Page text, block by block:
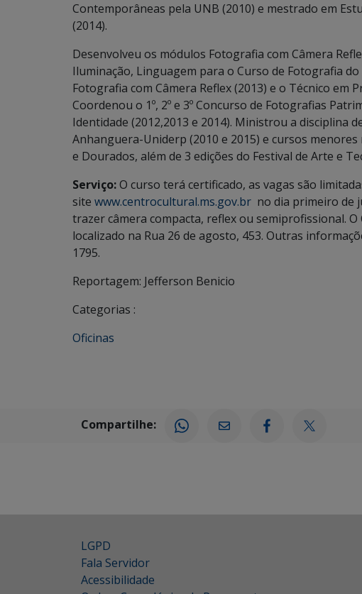
Contemporâneas pela UNB (2010) e mestrado em
(2014).
Desenvolveu os módulos Fotografia com Câmera
Iluminação, Linguagem para o Curso de Fotografia
Fotografia com Câmera Reflex (2013) e o Técnico em
Coordenou o 1º, 2º e 3º Concurso de Fotografias
Identidade (2012,2013 e 2014). Ministrou a disciplina
Anhanguera-Uniderp (2010 e 2015) e cursos
e Dourados, além de 3 edições do Festival de Arte e
Serviço:O curso terá certificado, as vagas são
site www.centrocultural.ms.gov.br no dia primeiro de
trazer câmera compacta, reflex ou semiprofissional.
localizado na Rua 26 de agosto, 453. Outras
1795.
Reportagem: Jefferson Benicio
Categorias :
Oficinas
Compartilhe:
LGPD
Fala Servidor
Acessibilidade